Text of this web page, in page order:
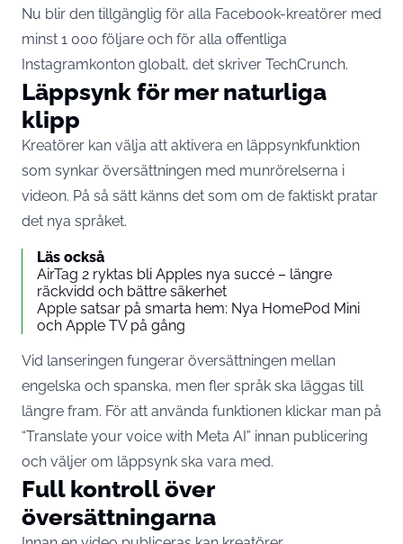
Nu blir den tillgänglig för alla Facebook-kreatörer med
minst 1 000 följare och för alla offentliga
Instagramkonton globalt, det skriver TechCrunch.
Läppsynk för mer naturliga
klipp
Kreatörer kan välja att aktivera en läppsynkfunktion
som synkar översättningen med munrörelserna i
videon. På så sätt känns det som om de faktiskt pratar
det nya språket.
Läs också
AirTag 2 ryktas bli Apples nya succé – längre
räckvidd och bättre säkerhet
Apple satsar på smarta hem: Nya HomePod Mini
och Apple TV på gång
Vid lanseringen fungerar översättningen mellan
engelska och spanska, men fler språk ska läggas till
längre fram. För att använda funktionen klickar man på
“Translate your voice with Meta AI” innan publicering
och väljer om läppsynk ska vara med.
Full kontroll över
översättningarna